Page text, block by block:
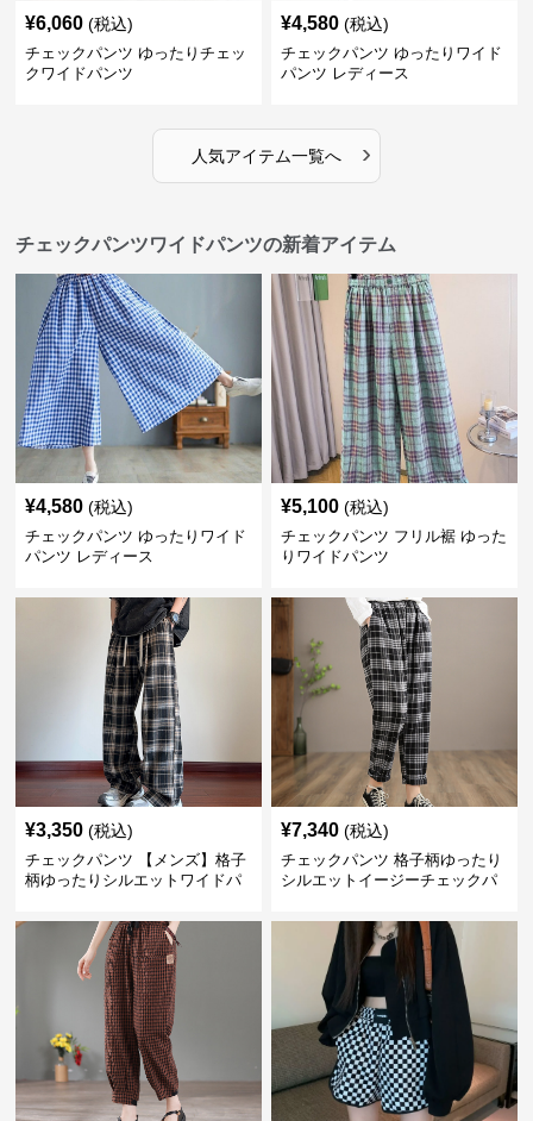
¥6,060 (税込)
チェックパンツ ゆったりチェッ
クワイドパンツ
¥4,580 (税込)
チェックパンツ ゆったりワイド
パンツ レディース
人気アイテム一覧へ ›
チェックパンツワイドパンツの新着アイテム
¥4,580 (税込)
チェックパンツ ゆったりワイド
パンツ レディース
¥5,100 (税込)
チェックパンツ フリル裾 ゆった
りワイドパンツ
¥3,350 (税込)
チェックパンツ 【メンズ】格子
柄ゆったりシルエットワイドパ
¥7,340 (税込)
チェックパンツ 格子柄ゆったり
シルエットイージーチェックパ